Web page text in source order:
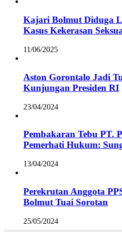
Kajari Bolmut Diduga
Kasus Kekerasan
11/06/2025
Aston Gorontalo Jadi
Kunjungan Presiden RI
23/04/2024
Pembakaran Tebu PT.
Pemerhati Hukum:
13/04/2024
Perekrutan Anggota
Bolmut Tuai Sorotan
25/05/2024